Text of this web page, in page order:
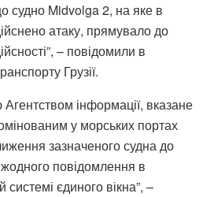
судно Midvolga 2, на яке в
атаку, прямувало до
– повідомили в
Грузії.
Агентством інформації, вказане
у морських портах
зазначеного судна до
жодного повідомлення в
системі єдиного вікна”, –